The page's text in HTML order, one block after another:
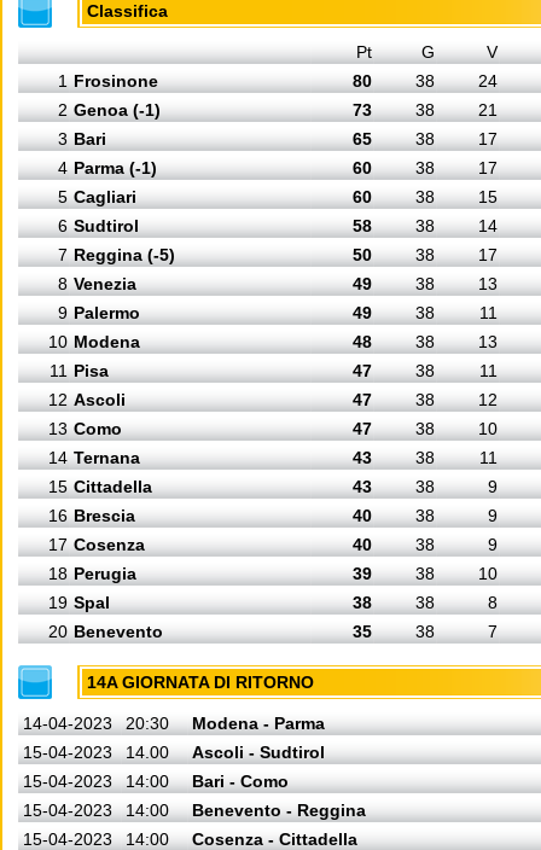
Classifica
Pt G
V
1 Frosinone 80 38
24
2 Genoa (-1) 73 38
21
3 Bari 65 38
17
4 Parma (-1) 60 38
17
5 Cagliari 60 38
15
6 Sudtirol 58 38
14
7 Reggina (-5) 50 38
17
8 Venezia 49 38
13
9 Palermo 49 38
11
10 Modena 48 38
13
11 Pisa 47 38
11
12 Ascoli 47 38
12
13 Como 47 38
10
14 Ternana 43 38
11
15 Cittadella 43 38
9
16 Brescia 40 38
9
17 Cosenza 40 38
9
18 Perugia 39 38
10
19 Spal 38 38
8
20 Benevento 35 38 7
14A GIORNATA DI RITORNO
14-04-2023 20:30
Modena - Parma
15-04-2023
14.00
Ascoli - Sudtirol
15-04-2023
14:00
Bari - Como
15-04-2023
14:00
Benevento - Reggina
15-04-2023
14:00
Cosenza - Cittadella